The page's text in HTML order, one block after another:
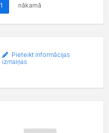
1 nākamā
Pieteikt informācijas
izmaiņas